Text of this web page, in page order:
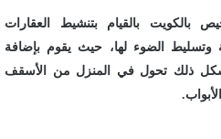
بالقيام بتنشيط العقارات
الضوء لها، حيث يقوم بإضافة
ذلك تحول في المنزل من الأسقف